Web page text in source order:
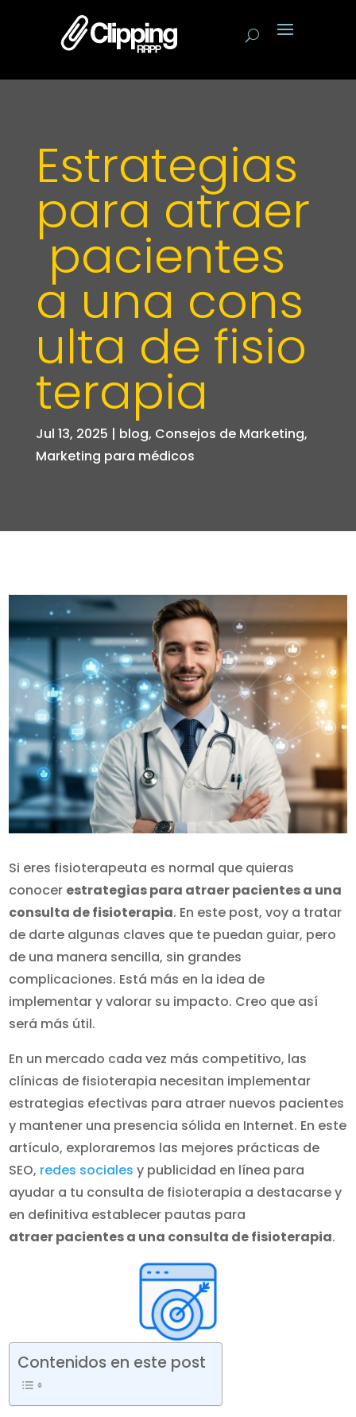
Estrategias
para atraer
pacientes
a una cons
ulta de fisio
terapia
Jul 13, 2025 | blog, Consejos de Marketing,
Marketing para médicos
Si eres fisioterapeuta es normal que quieras
conocer estrategias para atraer pacientes a una
consulta de fisioterapia. En este post, voy a tratar
de darte algunas claves que te puedan guiar, pero
de una manera sencilla, sin grandes
complicaciones. Está más en la idea de
implementar y valorar su impacto. Creo que así
será más útil.
En un mercado cada vez más competitivo, las
clínicas de fisioterapia necesitan implementar
estrategias efectivas para atraer nuevos pacientes
y mantener una presencia sólida en Internet. En este
artículo, exploraremos las mejores prácticas de
SEO, redes sociales y publicidad en línea para
ayudar a tu consulta de fisioterapia a destacarse y
en definitiva establecer pautas para
atraer pacientes a una consulta de fisioterapia.
Contenidos en este post